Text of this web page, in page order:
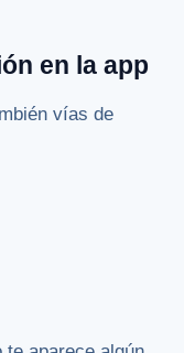
en la app
vías de